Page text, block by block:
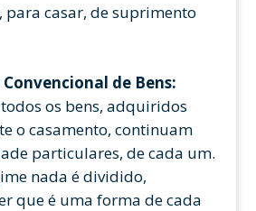
para casar, de suprimento
de Bens:
os bens, adquiridos
o casamento, continuam
particulares, de cada um.
nada é dividido,
que é uma forma de cada